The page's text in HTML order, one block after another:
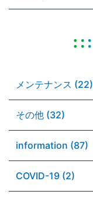
メンテナンス (22)
その他 (32)
information (87)
COVID-19 (2)